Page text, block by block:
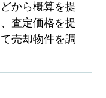
から概算を提
査定価格を提
売却物件を調